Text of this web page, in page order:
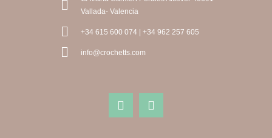
Vallada- Valencia
+34 615 600 074 | +34 962 257 605
info@crochetts.com